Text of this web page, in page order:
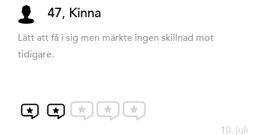
47, Kinna
Lätt att få i sig men märkte ingen skillnad mot
tidigare.
10. juli